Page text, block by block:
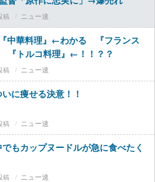
ニュー速
中華料理』←わかる 『フランス
トルコ料理』←！！？？
ニュー速
に痩せる決意！！
ニュー速
もカップヌードルが急に食べたく
ニュー速